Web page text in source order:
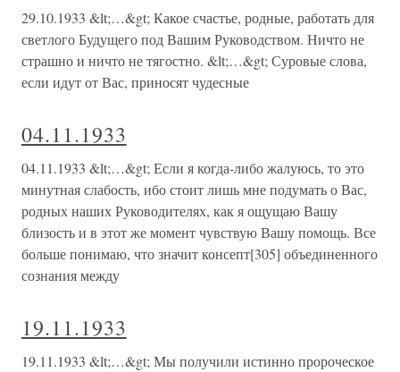
29.10.1933 &lt;…&gt; Какое счастье, родные, работать для
светлого Будущего под Вашим Руководством. Ничто не
страшно и ничто не тягостно. &lt;…&gt; Суровые слова,
если идут от Вас, приносят чудесные
04.11.1933
04.11.1933 &lt;…&gt; Если я когда-либо жалуюсь, то это
минутная слабость, ибо стоит лишь мне подумать о Вас,
родных наших Руководителях, как я ощущаю Вашу
близость и в этот же момент чувствую Вашу помощь. Все
больше понимаю, что значит консепт[305] объединенного
сознания между
19.11.1933
19.11.1933 &lt;…&gt; Мы получили истинно пророческое